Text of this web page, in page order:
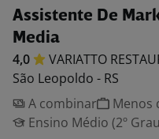
Assistente De
Media
4,0 VARIATTO
São Leopoldo - RS
A combinar
Menos
Ensino Médio (2º